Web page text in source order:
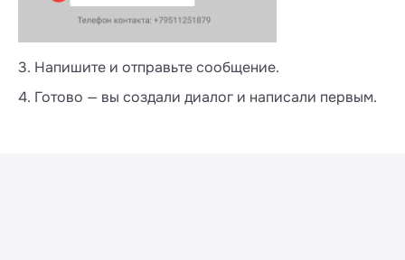
3. Напишите и отправьте сообщение.
4. Готово — вы создали диалог и написали первым.